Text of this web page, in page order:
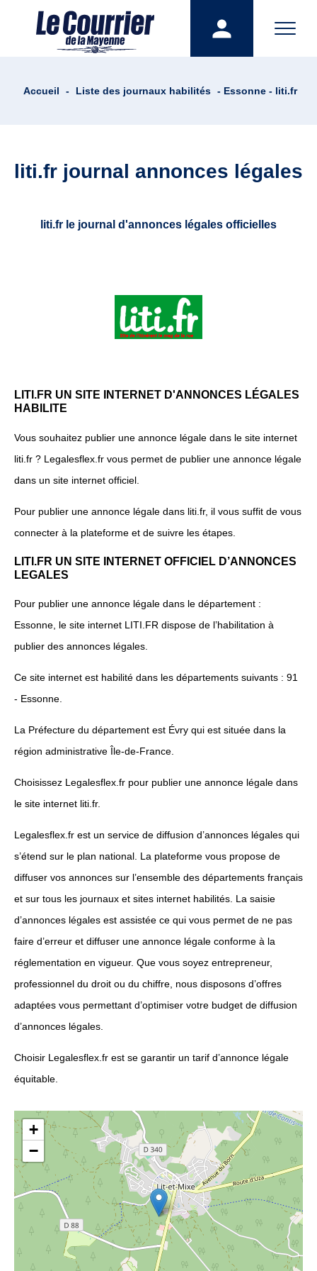
Accueil - Liste des journaux habilités - Essonne - liti.fr
liti.fr journal annonces légales
liti.fr le journal d'annonces légales officielles
LITI.FR UN SITE INTERNET D'ANNONCES LÉGALES
HABILITE
Vous souhaitez publier une annonce légale dans le site internet
liti.fr ? Legalesflex.fr vous permet de publier une annonce légale
dans un site internet officiel.
Pour publier une annonce légale dans liti.fr, il vous suffit de vous
connecter à la plateforme et de suivre les étapes.
LITI.FR UN SITE INTERNET OFFICIEL D’ANNONCES
LEGALES
Pour publier une annonce légale dans le département :
Essonne, le site internet LITI.FR dispose de l’habilitation à
publier des annonces légales.
Ce site internet est habilité dans les départements suivants : 91
- Essonne.
La Préfecture du département est Évry qui est située dans la
région administrative Île-de-France.
Choisissez Legalesflex.fr pour publier une annonce légale dans
le site internet liti.fr.
Legalesflex.fr est un service de diffusion d’annonces légales qui
s’étend sur le plan national. La plateforme vous propose de
diffuser vos annonces sur l’ensemble des départements français
et sur tous les journaux et sites internet habilités. La saisie
d’annonces légales est assistée ce qui vous permet de ne pas
faire d’erreur et diffuser une annonce légale conforme à la
réglementation en vigueur. Que vous soyez entrepreneur,
professionnel du droit ou du chiffre, nous disposons d’offres
adaptées vous permettant d’optimiser votre budget de diffusion
d’annonces légales.
Choisir Legalesflex.fr est se garantir un tarif d’annonce légale
équitable.
+
−